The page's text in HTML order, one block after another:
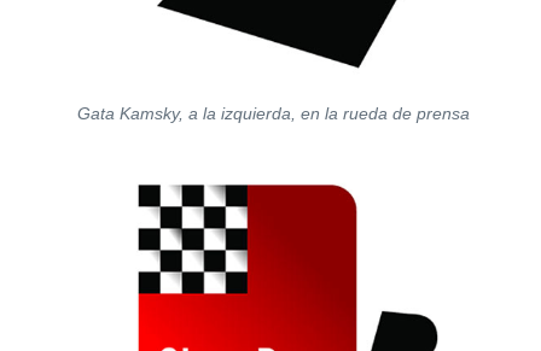
Gata Kamsky, a la izquierda, en la rueda de prensa